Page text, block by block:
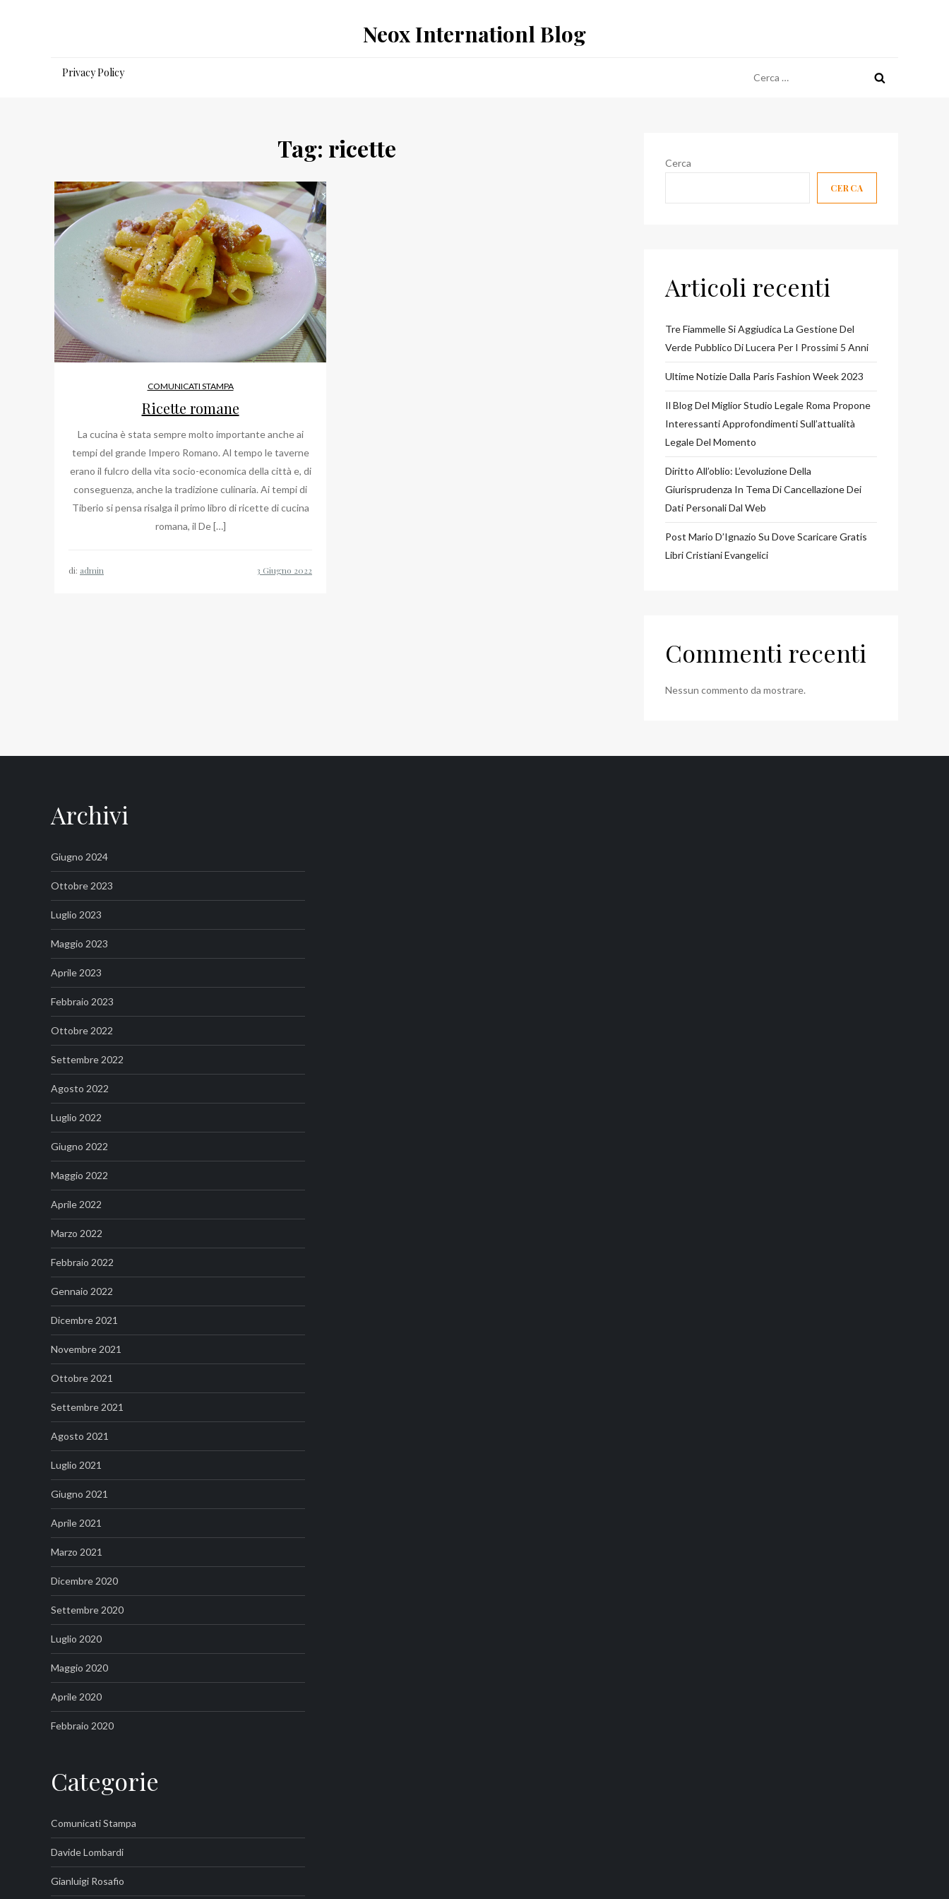
Neox Internationl Blog
Privacy Policy
per:
Tag: ricette
COMUNICATI STAMPA
Ricette romane
La cucina è stata sempre molto importante anche ai
tempi del grande Impero Romano. Al tempo le taverne
erano il fulcro della vita socio-economica della città e, di
conseguenza, anche la tradizione culinaria. Ai tempi di
Tiberio si pensa risalga il primo libro di ricette di cucina
romana, il De […]
di: admin
Cerca
CERCA
Articoli recenti
Tre Fiammelle Si Aggiudica La Gestione Del
Verde Pubblico Di Lucera Per I Prossimi 5 Anni
Ultime Notizie Dalla Paris Fashion Week 2023
Il Blog Del Miglior Studio Legale Roma Propone
Interessanti Approfondimenti Sull’attualità
Legale Del Momento
Diritto All’oblio: L’evoluzione Della
Giurisprudenza In Tema Di Cancellazione Dei
Dati Personali Dal Web
Post Mario D’Ignazio Su Dove Scaricare Gratis
Libri Cristiani Evangelici
Commenti recenti
Nessun commento da mostrare.
Archivi
Giugno 2024
Ottobre 2023
Luglio 2023
Maggio 2023
Aprile 2023
Febbraio 2023
Ottobre 2022
Settembre 2022
Agosto 2022
Luglio 2022
Giugno 2022
Maggio 2022
Aprile 2022
Marzo 2022
Febbraio 2022
Gennaio 2022
Dicembre 2021
Novembre 2021
Ottobre 2021
Settembre 2021
Agosto 2021
Luglio 2021
Giugno 2021
Aprile 2021
Marzo 2021
Dicembre 2020
Settembre 2020
Luglio 2020
Maggio 2020
Aprile 2020
Febbraio 2020
Categorie
Comunicati Stampa
Davide Lombardi
Gianluigi Rosafio